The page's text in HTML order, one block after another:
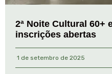
2ª Noite Cultural 60+
inscrições abertas
1 de setembro de 2025